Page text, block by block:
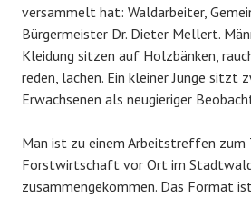
versammelt hat: Waldarbeiter,
Bürgermeister Dr. Dieter Mellert.
Kleidung sitzen auf Holzbänken,
reden, lachen. Ein kleiner Junge sitzt
Erwachsenen als neugieriger
Man ist zu einem Arbeitstreffen zum
Forstwirtschaft vor Ort im
zusammengekommen. Das Format